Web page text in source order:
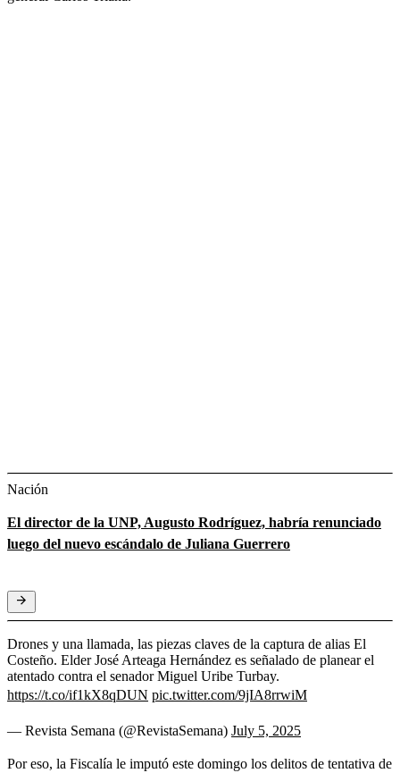
Nación
El director de la UNP, Augusto Rodríguez, habría renunciado
luego del nuevo escándalo de Juliana Guerrero
Drones y una llamada, las piezas claves de la captura de alias El
Costeño. Elder José Arteaga Hernández es señalado de planear el
atentado contra el senador Miguel Uribe Turbay.
https://t.co/if1kX8qDUN pic.twitter.com/9jIA8rrwiM
— Revista Semana (@RevistaSemana) July 5, 2025
Por eso, la Fiscalía le imputó este domingo los delitos de tentativa de